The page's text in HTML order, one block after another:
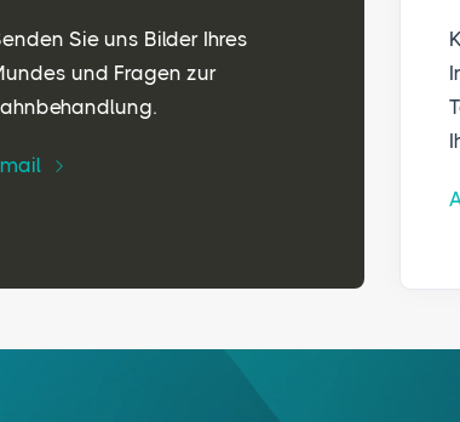
Sie uns Bilder Ihres
und Fragen zur